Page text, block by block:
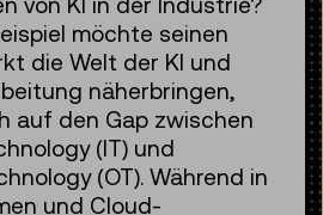
möchte seinen
die Welt der KI und
näherbringen,
auf den Gap zwischen
(IT) und
(OT). Während in
und Cloud-